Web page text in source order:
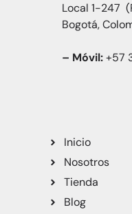
Local 1-247
Bogotá,
– Móvil:+57
Inicio
Nosotros
Tienda
Blog